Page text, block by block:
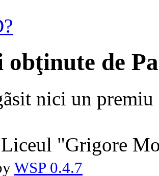
obţinute de
nici un premiu
"Grigore
WSP 0.4.7